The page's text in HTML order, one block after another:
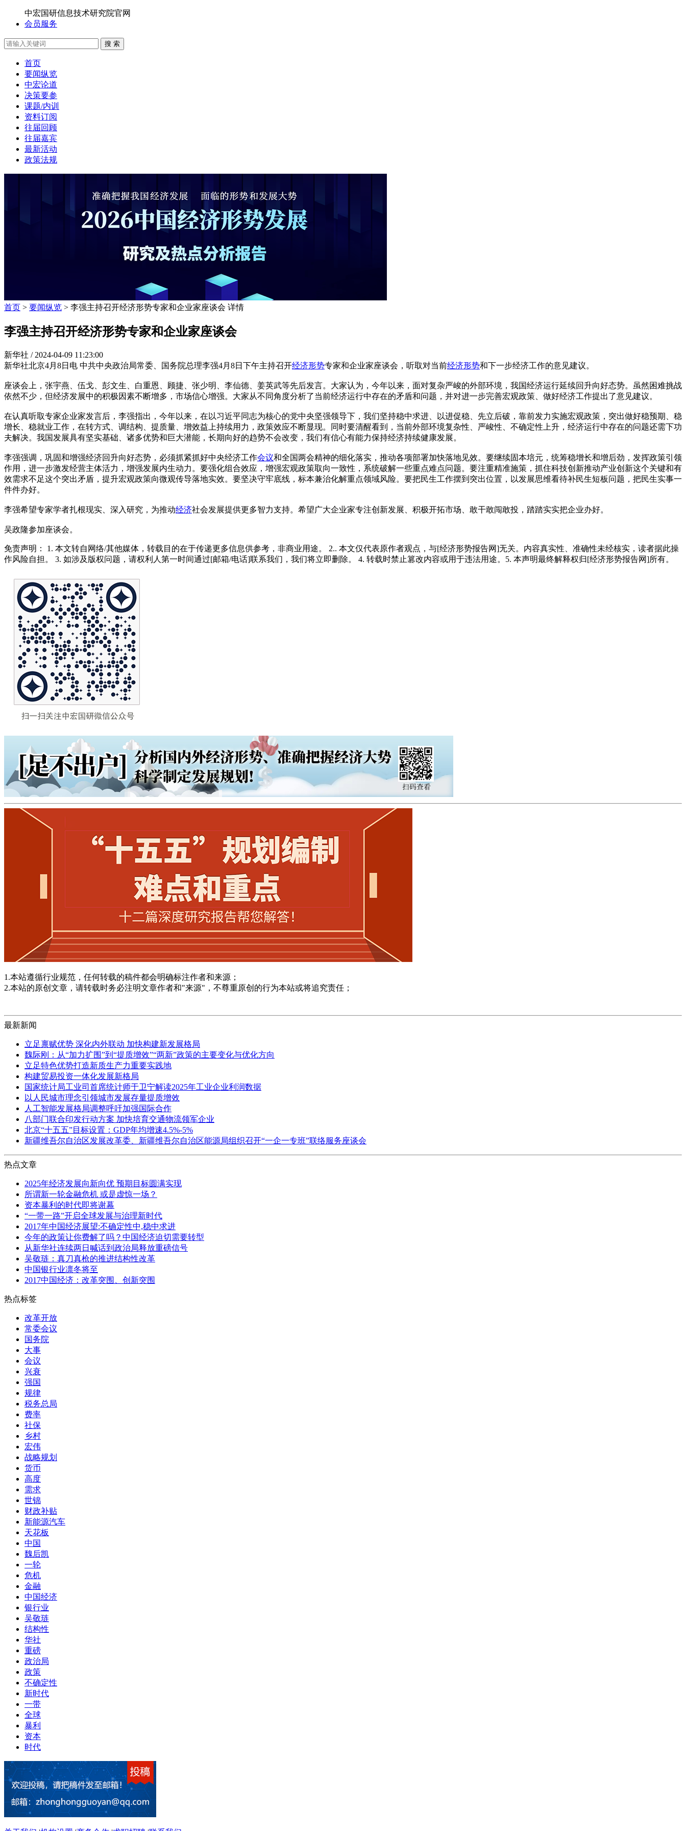
中宏国研信息技术研究院官网
会员服务
搜 索
首页
要闻纵览
中宏论道
决策要参
课题/内训
资料订阅
往届回顾
往届嘉宾
最新活动
政策法规
首页 > 要闻纵览 > 李强主持召开经济形势专家和企业家座谈会 详情
李强主持召开经济形势专家和企业家座谈会
新华社 / 2024-04-09 11:23:00
新华社北京4月8日电 中共中央政治局常委、国务院总理李强4月8日下午主持召开经济形势专家和企业家座谈会，听取对当前经济形势和下一步经济工作的意见建议。
座谈会上，张宇燕、伍戈、彭文生、白重恩、顾捷、张少明、李仙德、姜英武等先后发言。大家认为，今年以来，面对复杂严峻的外部环境，我国经济运行延续回升向好态势。虽然困难挑战
依然不少，但经济发展中的积极因素不断增多，市场信心增强。大家从不同角度分析了当前经济运行中存在的矛盾和问题，并对进一步完善宏观政策、做好经济工作提出了意见建议。
在认真听取专家企业家发言后，李强指出，今年以来，在以习近平同志为核心的党中央坚强领导下，我们坚持稳中求进、以进促稳、先立后破，靠前发力实施宏观政策，突出做好稳预期、稳
增长、稳就业工作，在转方式、调结构、提质量、增效益上持续用力，政策效应不断显现。同时要清醒看到，当前外部环境复杂性、严峻性、不确定性上升，经济运行中存在的问题还需下功
夫解决。我国发展具有坚实基础、诸多优势和巨大潜能，长期向好的趋势不会改变，我们有信心有能力保持经济持续健康发展。
李强强调，巩固和增强经济回升向好态势，必须抓紧抓好中央经济工作会议和全国两会精神的细化落实，推动各项部署加快落地见效。要继续固本培元，统筹稳增长和增后劲，发挥政策引领
作用，进一步激发经营主体活力，增强发展内生动力。要强化组合效应，增强宏观政策取向一致性，系统破解一些重点难点问题。要注重精准施策，抓住科技创新推动产业创新这个关键和有
效需求不足这个突出矛盾，提升宏观政策向微观传导落地实效。要坚决守牢底线，标本兼治化解重点领域风险。要把民生工作摆到突出位置，以发展思维看待补民生短板问题，把民生实事一
件件办好。
李强希望专家学者扎根现实、深入研究，为推动经济社会发展提供更多智力支持。希望广大企业家专注创新发展、积极开拓市场、敢干敢闯敢投，踏踏实实把企业办好。
吴政隆参加座谈会。
免责声明： 1. 本文转自网络/其他媒体，转载目的在于传递更多信息供参考，非商业用途。 2.. 本文仅代表原作者观点，与[经济形势报告网]无关。内容真实性、准确性未经核实，读者据此操
作风险自担。 3. 如涉及版权问题，请权利人第一时间通过[邮箱/电话]联系我们，我们将立即删除。 4. 转载时禁止篡改内容或用于违法用途。5. 本声明最终解释权归[经济形势报告网]所有。
1.本站遵循行业规范，任何转载的稿件都会明确标注作者和来源；
2.本站的原创文章，请转载时务必注明文章作者和"来源"，不尊重原创的行为本站或将追究责任；
最新新闻
立足禀赋优势 深化内外联动 加快构建新发展格局
魏际刚：从“加力扩围”到“提质增效”“两新”政策的主要变化与优化方向
立足特色优势打造新质生产力重要实践地
构建贸易投资一体化发展新格局
国家统计局工业司首席统计师于卫宁解读2025年工业企业利润数据
以人民城市理念引领城市发展存量提质增效
人工智能发展格局调整呼吁加强国际合作
八部门联合印发行动方案 加快培育交通物流领军企业
北京“十五五”目标设置：GDP年均增速4.5%-5%
新疆维吾尔自治区发展改革委、新疆维吾尔自治区能源局组织召开“一企一专班”联络服务座谈会
热点文章
2025年经济发展向新向优 预期目标圆满实现
所谓新一轮金融危机 或是虚惊一场？
资本暴利的时代即将谢幕
“一带一路”开启全球发展与治理新时代
2017年中国经济展望:不确定性中,稳中求进
今年的政策让你费解了吗？中国经济迫切需要转型
从新华社连续两日喊话到政治局释放重磅信号
吴敬琏：真刀真枪的推进结构性改革
中国银行业凛冬将至
2017中国经济：改革突围、创新突围
热点标签
改革开放
常委会议
国务院
大事
会议
兴衰
强国
规律
税务总局
费率
社保
乡村
宏伟
战略规划
货币
高度
需求
世锦
财政补贴
新能源汽车
天花板
中国
魏后凯
一轮
危机
金融
中国经济
银行业
吴敬琏
结构性
华社
重磅
政治局
政策
不确定性
新时代
一带
全球
暴利
资本
时代